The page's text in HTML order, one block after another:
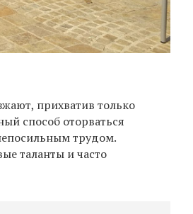
прихватив только
способ оторваться
трудом.
таланты и часто